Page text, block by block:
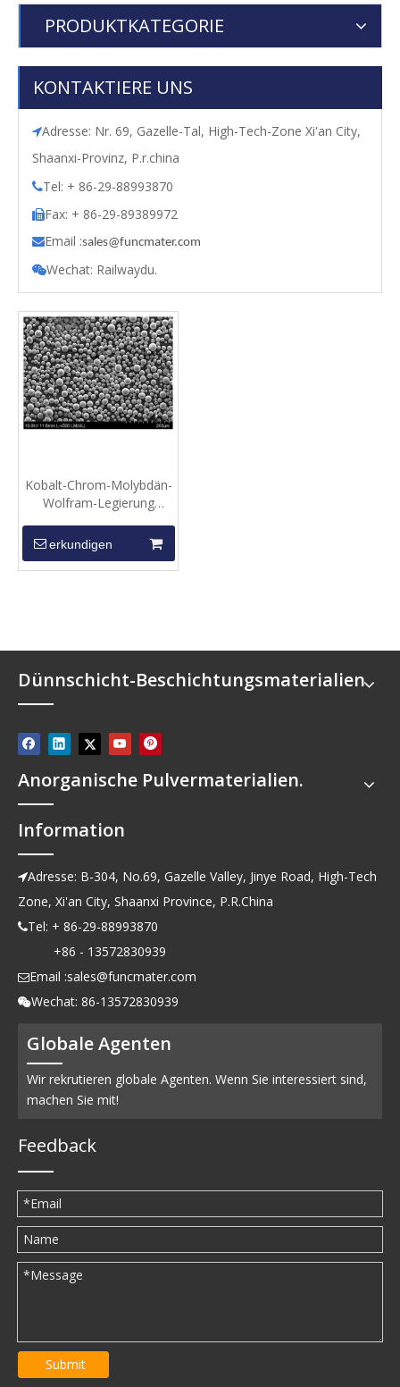
PRODUKTKATEGORIE
KONTAKTIERE UNS
Adresse: Nr. 69, Gazelle-Tal, High-Tech-Zone Xi'an City,
Shaanxi-Provinz, P.r.china
Tel: + 86-29-88993870
Fax: + 86-29-89389972
Email :sales@funcmater.com
Wechat: Railwaydu.
Kobalt-Chrom-Molybdän-
Wolfram-Legierung
Pulver
erkundigen
Dünnschicht-Beschichtungsmaterialien
Anorganische Pulvermaterialien.
Information
Adresse: B-304, No.69, Gazelle Valley, Jinye Road, High-Tech
Zone, Xi'an City, Shaanxi Province, P.R.China
Tel: + 86-29-88993870
+86 - 13572830939
Email :sales@funcmater.com
Wechat: 86-13572830939
Globale Agenten
Wir rekrutieren globale Agenten. Wenn Sie interessiert sind,
machen Sie mit!
Feedback
Submit